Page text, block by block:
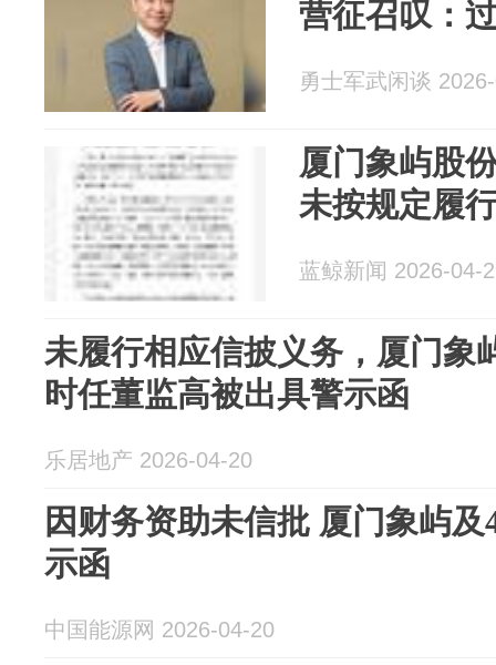
营征召叹：
勇士军武闲谈
厦门象屿股
未按规定履
蓝鲸新闻 2026-04-
未履行相应信披义务，厦门象
时任董监高被出具警示函
乐居地产 2026-04-20
因财务资助未信批 厦门象屿
示函
中国能源网 2026-04-20